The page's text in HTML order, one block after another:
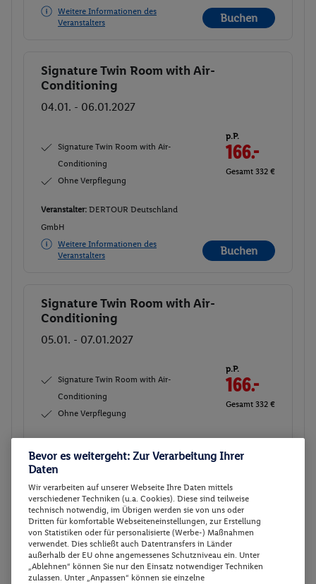
Weitere Informationen des
Veranstalters
Buchen
Buchen
Signature Twin Room with Air-
Conditioning
04.01. - 06.01.2027
Signature Twin Room with Air-
Conditioning
Ohne Verpflegung
p.P.
166.-
Gesamt 332 €
Veranstalter: DERTOUR Deutschland
GmbH
Weitere Informationen des
Veranstalters
Buchen
Buchen
Signature Twin Room with Air-
Conditioning
05.01. - 07.01.2027
Signature Twin Room with Air-
Conditioning
Ohne Verpflegung
p.P.
166.-
Gesamt 332 €
GmbH
Veranstalters
Buchen
14 weitere Angebote anzeigen
Bevor es weitergeht: Zur Verarbeitung Ihrer
Daten
Wir verarbeiten auf unserer Webseite Ihre Daten mittels
verschiedener Techniken (u.a. Cookies). Diese sind teilweise
technisch notwendig, im Übrigen werden sie von uns oder
Dritten für komfortable Webseiteneinstellungen, zur Erstellung
von Statistiken oder für personalisierte (Werbe-) Maßnahmen
verwendet. Dies schließt auch Datentransfers in Länder
außerhalb der EU ohne angemessenes Schutzniveau ein. Unter
„Ablehnen“ können Sie nur den Einsatz notwendiger Techniken
zulassen. Unter „Anpassen“ können sie einzelne